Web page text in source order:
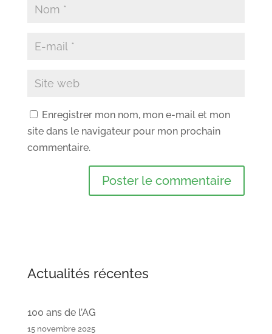
Enregistrer mon nom, mon e-mail et mon
site dans le navigateur pour mon prochain
commentaire.
Actualités récentes
100 ans de l’AG
15 novembre 2025